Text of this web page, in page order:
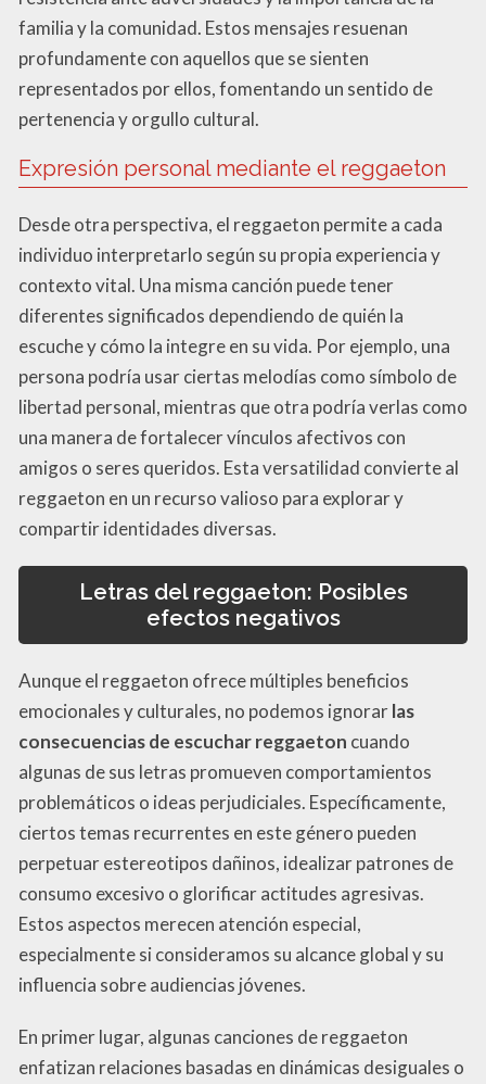
familia y la comunidad. Estos mensajes resuenan
profundamente con aquellos que se sienten
representados por ellos, fomentando un sentido de
pertenencia y orgullo cultural.
Expresión personal mediante el reggaeton
Desde otra perspectiva, el reggaeton permite a cada
individuo interpretarlo según su propia experiencia y
contexto vital. Una misma canción puede tener
diferentes significados dependiendo de quién la
escuche y cómo la integre en su vida. Por ejemplo, una
persona podría usar ciertas melodías como símbolo de
libertad personal, mientras que otra podría verlas como
una manera de fortalecer vínculos afectivos con
amigos o seres queridos. Esta versatilidad convierte al
reggaeton en un recurso valioso para explorar y
compartir identidades diversas.
Letras del reggaeton: Posibles
efectos negativos
Aunque el reggaeton ofrece múltiples beneficios
emocionales y culturales, no podemos ignorarlas
consecuencias de escuchar reggaeton cuando
algunas de sus letras promueven comportamientos
problemáticos o ideas perjudiciales. Específicamente,
ciertos temas recurrentes en este género pueden
perpetuar estereotipos dañinos, idealizar patrones de
consumo excesivo o glorificar actitudes agresivas.
Estos aspectos merecen atención especial,
especialmente si consideramos su alcance global y su
influencia sobre audiencias jóvenes.
En primer lugar, algunas canciones de reggaeton
enfatizan relaciones basadas en dinámicas desiguales o